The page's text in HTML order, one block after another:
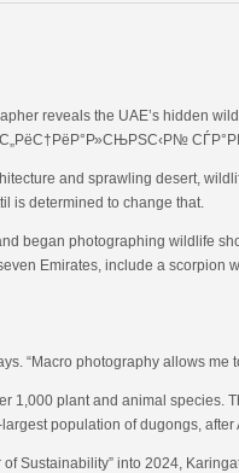
reveals the UAE’s hidden
and sprawling desert,
is determined to change that.
began photographing wildlife
Emirates, include a
“Macro photography allows
1,000 plant and animal species.
population of dugongs, after
Sustainability” into 2024,